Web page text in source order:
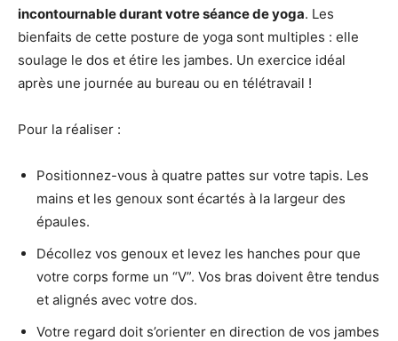
incontournable durant votre séance de yoga. Les
bienfaits de cette posture de yoga sont multiples : elle
soulage le dos et étire les jambes. Un exercice idéal
après une journée au bureau ou en télétravail !
Pour la réaliser :
Positionnez-vous à quatre pattes sur votre tapis. Les
mains et les genoux sont écartés à la largeur des
épaules.
Décollez vos genoux et levez les hanches pour que
votre corps forme un “V”. Vos bras doivent être tendus
et alignés avec votre dos.
Votre regard doit s’orienter en direction de vos jambes